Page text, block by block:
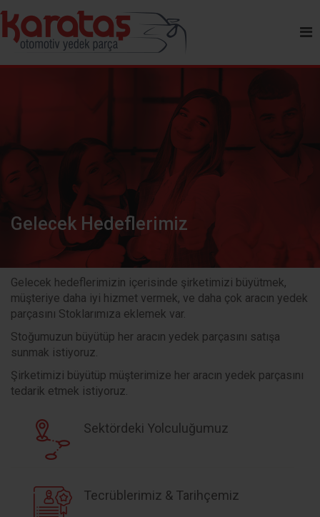
Gelecek Hedeflerimiz
Gelecek hedeflerimizin içerisinde şirketimizi büyütmek,
müşteriye daha iyi hizmet vermek, ve daha çok aracın yedek
parçasını Stoklarımıza eklemek var.
Stoğumuzun büyütüp her aracın yedek parçasını satışa
sunmak istiyoruz.
Şirketimizi büyütüp müşterimize her aracın yedek parçasını
tedarik etmek istiyoruz.
Sektördeki Yolculuğumuz
Tecrüblerimiz & Tarihçemiz